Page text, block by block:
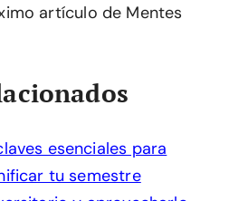
artículo de Mentes
esenciales para
tu semestre